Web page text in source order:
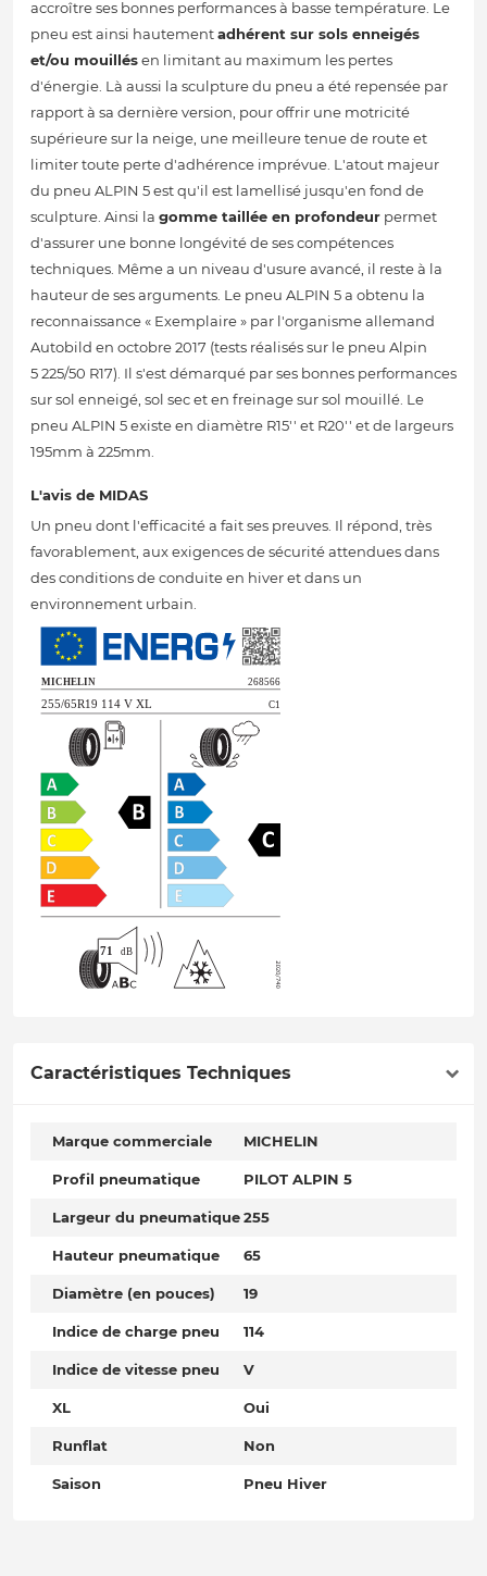
accroître ses bonnes performances à basse température. Le
pneu est ainsi hautementadhérent sur sols enneigés
et/ou mouillésen limitant au maximum les pertes
d'énergie. Là aussi la sculpture du pneu a été repensée par
rapport à sa dernière version, pour offrir une motricité
supérieure sur la neige, une meilleure tenue de route et
limiter toute perte d'adhérence imprévue. L'atout majeur
du pneu ALPIN 5 est qu'il est lamellisé jusqu'en fond de
sculpture. Ainsi la gomme taillée en profondeur permet
d'assurer une bonne longévité de ses compétences
techniques. Même a un niveau d'usure avancé, il reste à la
hauteur de ses arguments. Le pneu ALPIN 5 a obtenu la
reconnaissance « Exemplaire » par l'organisme allemand
Autobild en octobre 2017 (tests réalisés sur le pneu Alpin
5 225/50 R17). Il s'est démarqué par ses bonnes performances
sur sol enneigé, sol sec et en freinage sur sol mouillé. Le
pneu ALPIN 5 existe en diamètre R15'' et R20'' et de largeurs
195mm à 225mm.
L'avis de MIDAS
Un pneu dont l'efficacité a fait ses preuves. Il répond, très
favorablement, aux exigences de sécurité attendues dans
des conditions de conduite en hiver et dans un
environnement urbain.
Caractéristiques Techniques
Marque commerciale MICHELIN
Profil pneumatique PILOT ALPIN 5
Largeur du pneumatique255
Hauteur pneumatique 65
Diamètre (en pouces) 19
Indice de charge pneu 114
Indice de vitesse pneu V
XL Oui
Runflat Non
Saison Pneu Hiver